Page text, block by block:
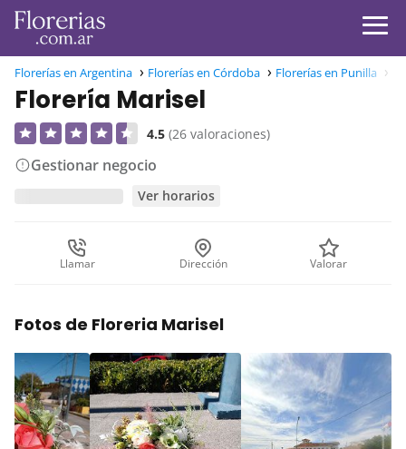
Florerías en Argentina Florerías en Córdoba Florerías en Punilla
Florería Marisel
4.5 (26 valoraciones)
Gestionar negocio
Ver horarios
Llamar Dirección Valorar
Fotos de Floreria Marisel